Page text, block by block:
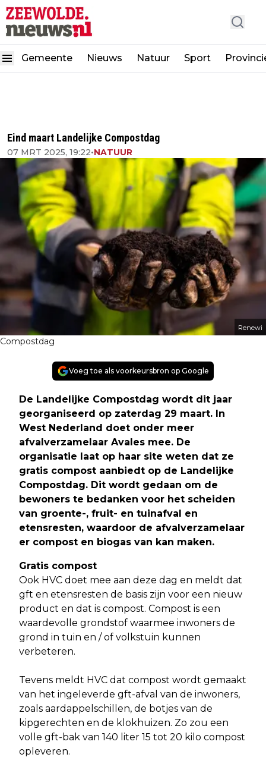
Gemeente Nieuws Natuur Sport
Eind maart Landelijke Compostdag
07 MRT 2025, 19:22•NATUUR
Renewi
Compostdag
Voeg toe als voorkeursbron op Google
De Landelijke Compostdag wordt dit jaar
georganiseerd op zaterdag 29 maart. In
West Nederland doet onder meer
afvalverzamelaar Avales mee. De
organisatie laat op haar site weten dat ze
gratis compost aanbiedt op de Landelijke
Compostdag. Dit wordt gedaan om de
bewoners te bedanken voor het scheiden
van groente-, fruit- en tuinafval en
etensresten, waardoor de afvalverzamelaar
er compost en biogas van kan maken.
Gratis compost
Ook HVC doet mee aan deze dag en meldt dat
gft en etensresten de basis zijn voor een nieuw
product en dat is compost. Compost is een
waardevolle grondstof waarmee inwoners de
grond in tuin en / of volkstuin kunnen
verbeteren.
Tevens meldt HVC dat compost wordt gemaakt
van het ingeleverde gft-afval van de inwoners,
zoals aardappelschillen, de botjes van de
kipgerechten en de klokhuizen. Zo zou een
volle gft-bak van 140 liter 15 tot 20 kilo compost
opleveren.